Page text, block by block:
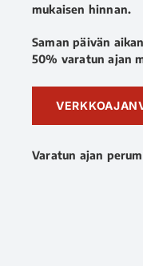
mukaisen hinnan.
Saman päivän
50% varatun ajan
Varatun ajan